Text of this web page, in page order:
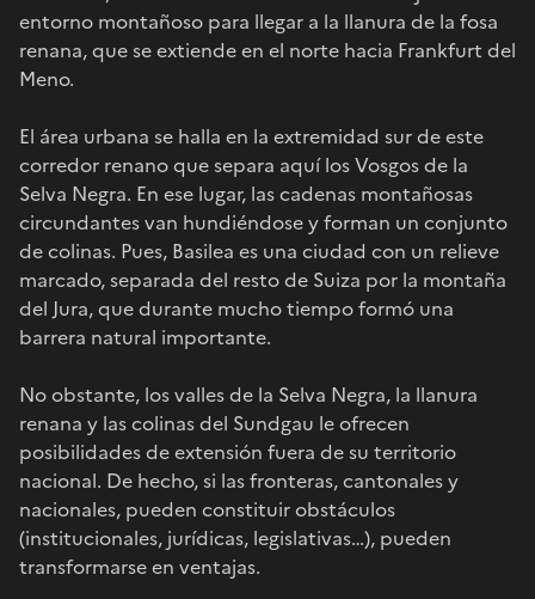
entorno montañoso para llegar a la llanura de la fosa
renana, que se extiende en el norte hacia Frankfurt del
Meno.
El área urbana se halla en la extremidad sur de este
corredor renano que separa aquí los Vosgos de la
Selva Negra. En ese lugar, las cadenas montañosas
circundantes van hundiéndose y forman un conjunto
de colinas. Pues, Basilea es una ciudad con un relieve
marcado, separada del resto de Suiza por la montaña
del Jura, que durante mucho tiempo formó una
barrera natural importante.
No obstante, los valles de la Selva Negra, la llanura
renana y las colinas del Sundgau le ofrecen
posibilidades de extensión fuera de su territorio
nacional. De hecho, si las fronteras, cantonales y
nacionales, pueden constituir obstáculos
(institucionales, jurídicas, legislativas…), pueden
transformarse en ventajas.